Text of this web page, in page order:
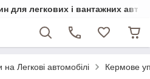
для легкових і вантажних
Легкові автомобілі Кермове